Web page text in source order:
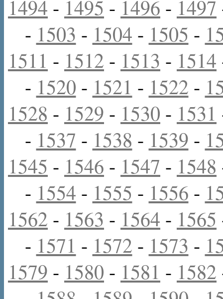
1494 - 1495 - 1496 - 1497
- 1503 - 1504 - 1505 -
1511 - 1512 - 1513 - 1514
- 1520 - 1521 - 1522 -
1528 - 1529 - 1530 - 1531
- 1537 - 1538 - 1539 -
1545 - 1546 - 1547 - 1548
- 1554 - 1555 - 1556 -
1562 - 1563 - 1564 - 1565
- 1571 - 1572 - 1573 -
1579 - 1580 - 1581 - 1582